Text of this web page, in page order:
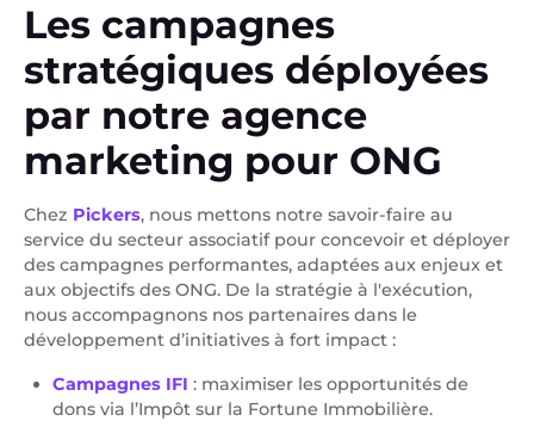
Les campagnes
stratégiques déployées
par notre agence
marketing pour ONG
Chez Pickers, nous mettons notre savoir-faire au
service du secteur associatif pour concevoir et déployer
des campagnes performantes, adaptées aux enjeux et
aux objectifs des ONG. De la stratégie à l'exécution,
nous accompagnons nos partenaires dans le
développement d’initiatives à fort impact :
Campagnes IFI : maximiser les opportunités de
dons via l’Impôt sur la Fortune Immobilière.